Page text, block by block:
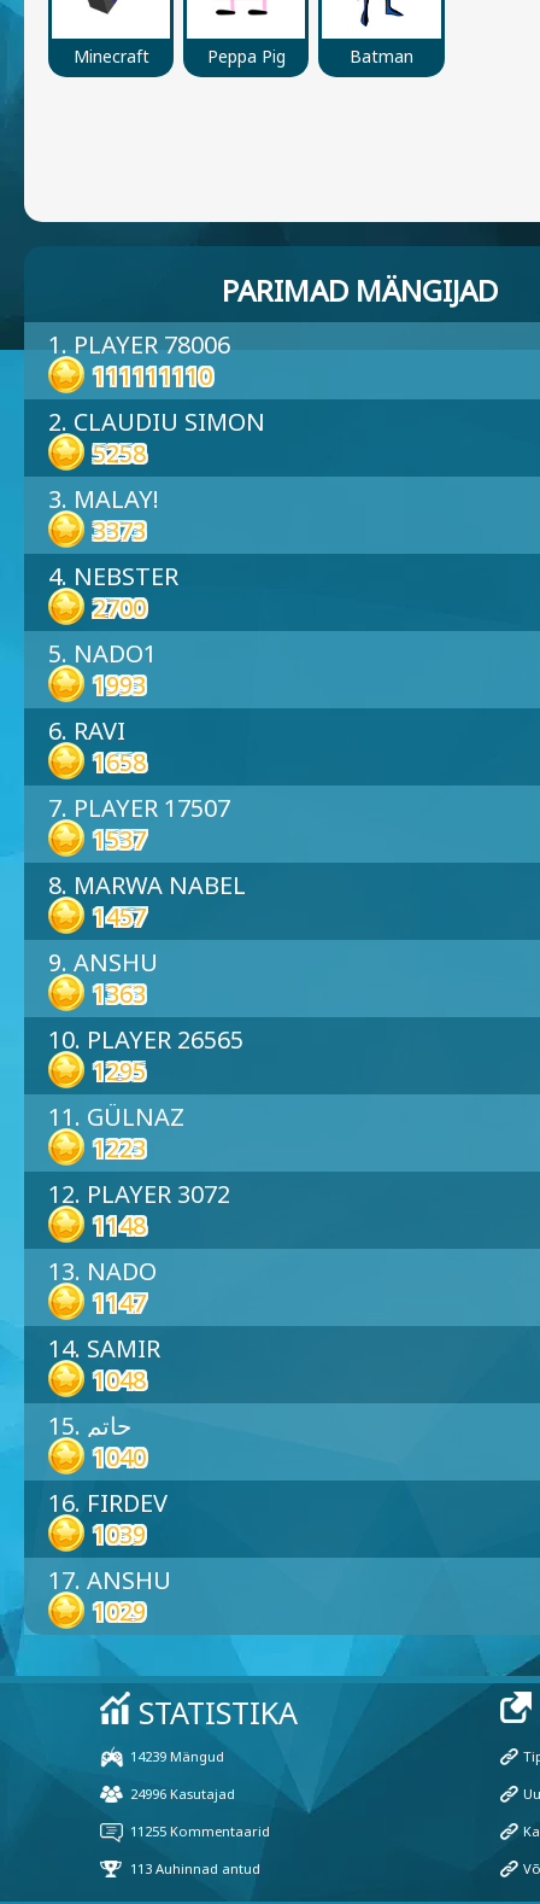
Minecraft Peppa Pig Batman
PARIMAD MÄNGIJAD
1. PLAYER 78006
111111110
2. CLAUDIU SIMON
5258
3. MALAY!
3373
4. NEBSTER
2700
5. NADO1
1993
6. RAVI
1658
7. PLAYER 17507
1537
8. MARWA NABEL
1457
9. ANSHU
1363
10. PLAYER 26565
1295
11. GÜLNAZ
1223
12. PLAYER 3072
1148
13. NADO
1147
14. SAMIR
1048
15. حاتم
1040
16. FIRDEV
1039
17. ANSHU
1029